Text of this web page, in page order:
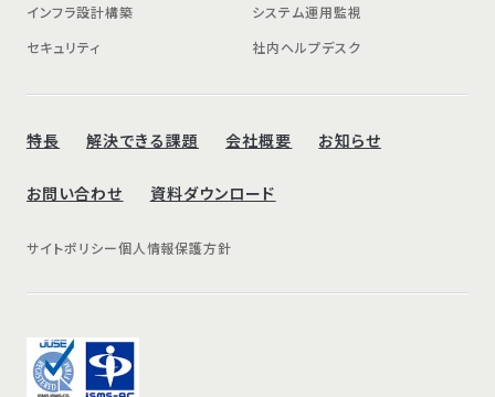
特長 解決できる課題 会社概要 お知らせ
お問い合わせ 資料ダウンロード
インフラ設計構築
システム運用監視
セキュリティ
社内ヘルプデスク
サイトポリシー個人情報保護方針